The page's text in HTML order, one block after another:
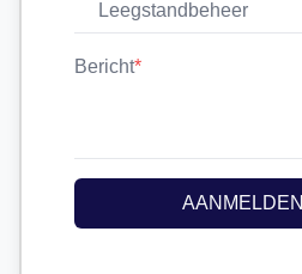
Bericht*
AANMELDEN